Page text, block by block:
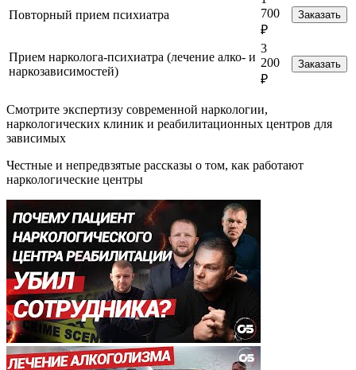
Повторный прием психиатра
700
₽
Заказать
Прием нарколога-психиатра (лечение алко- и
наркозависимостей)
3
200
₽
Заказать
Смотрите экспертизу современной наркологии,
наркологических клиник и реабилитационных центров для
зависимых
Честные и непредвзятые рассказы о том, как работают
наркологические центры